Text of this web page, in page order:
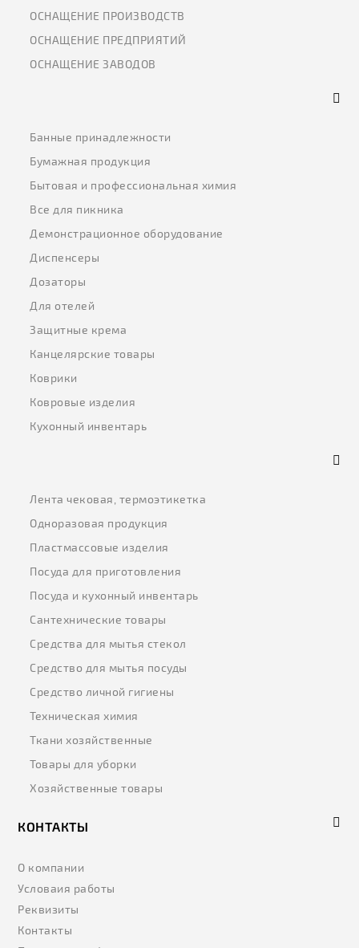
ОСНАЩЕНИЕ ПРОИЗВОДСТВ
ОСНАЩЕНИЕ ПРЕДПРИЯТИЙ
ОСНАЩЕНИЕ ЗАВОДОВ
Банные принадлежности
Бумажная продукция
Бытовая и профессиональная химия
Все для пикника
Демонстрационное оборудование
Диспенсеры
Дозаторы
Для отелей
Защитные крема
Канцелярские товары
Коврики
Ковровые изделия
Кухонный инвентарь
Лента чековая, термоэтикетка
Одноразовая продукция
Пластмассовые изделия
Посуда для приготовления
Посуда и кухонный инвентарь
Сантехнические товары
Средства для мытья стекол
Средство для мытья посуды
Средство личной гигиены
Техническая химия
Ткани хозяйственные
Товары для уборки
Хозяйственные товары
КОНТАКТЫ
О компании
Условаия работы
Реквизиты
Контакты